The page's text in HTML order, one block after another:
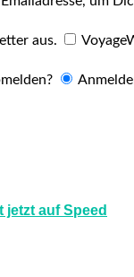
aus.
jetzt auf Speed